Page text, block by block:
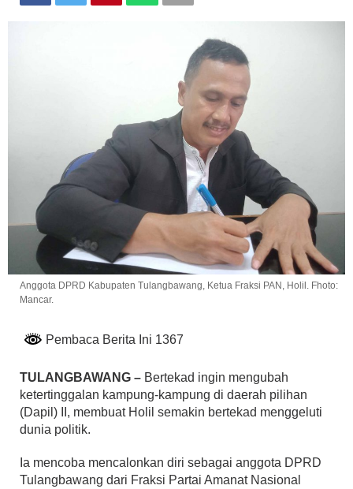
Anggota DPRD Kabupaten Tulangbawang, Ketua Fraksi PAN, Holil. Fhoto:
Mancar.
Pembaca Berita Ini 1367
TULANGBAWANG – Bertekad ingin mengubah
ketertinggalan kampung-kampung di daerah pilihan
(Dapil) II, membuat Holil semakin bertekad menggeluti
dunia politik.
Ia mencoba mencalonkan diri sebagai anggota DPRD
Tulangbawang dari Fraksi Partai Amanat Nasional